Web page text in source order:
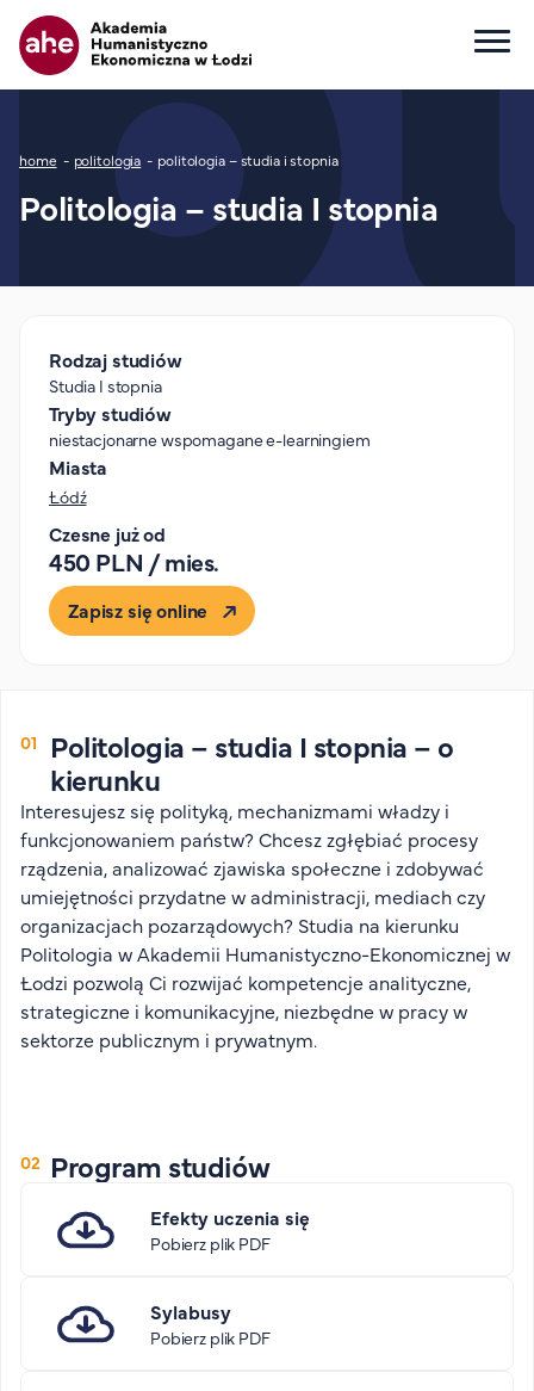
Główna nawigacja
Dla kandydata
Wszystkie kierunki
Studia II stopnia
Studia podyplomowe
Study in English
Wydziały
Opłaty za studia
Dla studenta
Organizacja studiów
Aktualności
Stypendia
O rekrutacji
Jak zostać studentem AHE
Biuro rekrutacji
Zasady przyjęcia na studia
Harmonogram przyjęć na studia
O PUW
O nas
Akademia Online
Jak się studiuje przez Internet?
Strefa wiedzy
Górny pasek
Rekrutacja
Ścieżka nawigacyjna
home politologia politologia – studia i stopnia
Politologia – studia I stopnia
Rodzaj studiów
Studia I stopnia
Tryby studiów
niestacjonarne wspomagane e-learningiem
Miasta
Łódź
Czesne już od
450 PLN / mies.
Zapisz się online
Politologia – studia I stopnia – o
kierunku
Interesujesz się polityką, mechanizmami władzy i
funkcjonowaniem państw? Chcesz zgłębiać procesy
rządzenia, analizować zjawiska społeczne i zdobywać
umiejętności przydatne w administracji, mediach czy
organizacjach pozarządowych? Studia na kierunku
Politologia w Akademii Humanistyczno-Ekonomicznej w
Łodzi pozwolą Ci rozwijać kompetencje analityczne,
strategiczne i komunikacyjne, niezbędne w pracy w
sektorze publicznym i prywatnym.
Program studiów
Efekty uczenia się
Pobierz plik PDF
Sylabusy
Pobierz plik PDF